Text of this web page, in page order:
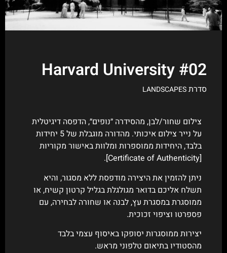
Harvard University #02
סדרתLANDSCAPES
צילום שחור/לבן, מהסידרה ״נופים״, הדפסה דיגיטלית
על נייר צילום איכותי. מהדורה מוגבלת של 5 יחידות
בלבד, היחידות ממוספרות ומלוות באישור מקוריות
[Certificate of Authenticity].
ניתן להזמין את היצירה מודפסת ללא מסגור, והיא
תשלח אליכם בדואר מגולגלת בגליל קרטון קשיח, או
ממוסגרת במסגרת עץ, לבנה או שחורה לבחירה, עם
פספרטו וציפוי זכוכית.
יצירות ממוסגרות יסופקו באיסוף עצמי בלבד
מהסטודיו בתיאום טלפוני מראש.